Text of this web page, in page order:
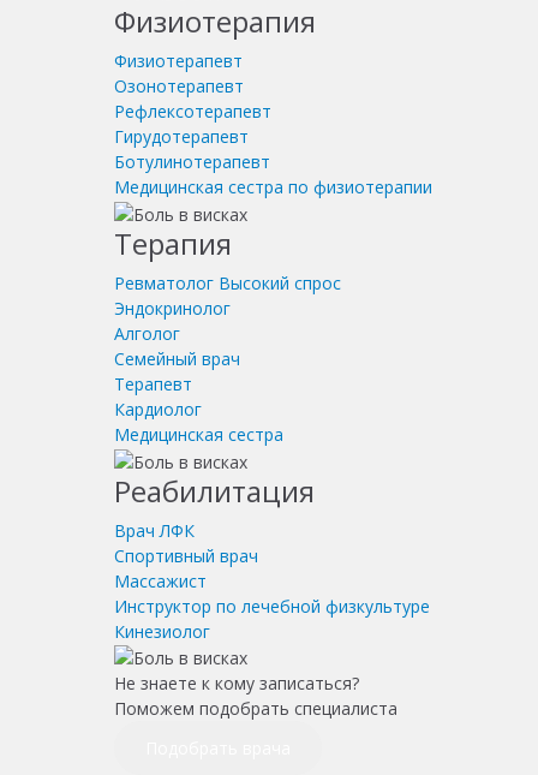
Физиотерапия
Физиотерапевт
Озонотерапевт
Рефлексотерапевт
Гирудотерапевт
Ботулинотерапевт
Медицинская сестра по физиотерапии
Терапия
Ревматолог Высокий спрос
Эндокринолог
Алголог
Семейный врач
Терапевт
Кардиолог
Медицинская сестра
Реабилитация
Врач ЛФК
Спортивный врач
Массажист
Инструктор по лечебной физкультуре
Кинезиолог
Не знаете к кому записаться?
Поможем подобрать специалиста